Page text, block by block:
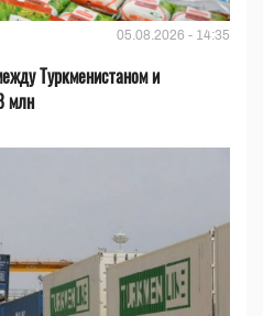
05.08.2026 - 14:35
Туркменистаном и
млн